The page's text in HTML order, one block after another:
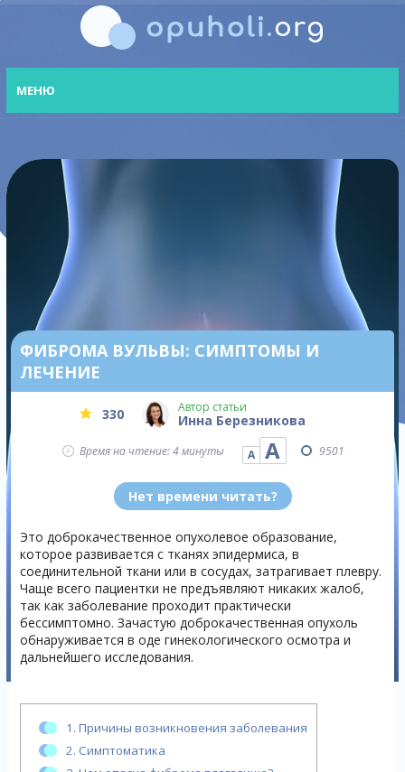
МЕНЮ
ФИБРОМА ВУЛЬВЫ: СИМПТОМЫ И
ЛЕЧЕНИЕ
330 Автор статьи
Инна Березникова
Время на чтение: 4 минуты А А 9501
Нет времени читать?
Это доброкачественное опухолевое образование,
которое развивается с тканях эпидермиса, в
соединительной ткани или в сосудах, затрагивает плевру.
Чаще всего пациентки не предъявляют никаких жалоб,
так как заболевание проходит практически
бессимптомно. Зачастую доброкачественная опухоль
обнаруживается в оде гинекологического осмотра и
дальнейшего исследования.
1. Причины возникновения заболевания
2. Симптоматика